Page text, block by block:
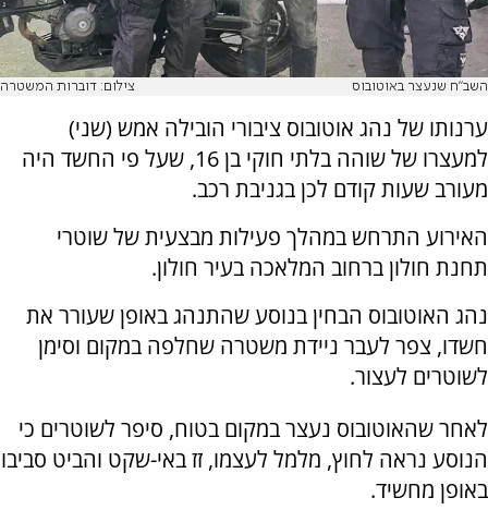
השב"ח שנעצר באוטובוס צילום: דוברות המשטרה
ערנותו של נהג אוטובוס ציבורי הובילה אמש (שני)
למעצרו של שוהה בלתי חוקי בן 16, שעל פי החשד היה
מעורב שעות קודם לכן בגניבת רכב.
האירוע התרחש במהלך פעילות מבצעית של שוטרי
תחנת חולון ברחוב המלאכה בעיר חולון.
נהג האוטובוס הבחין בנוסע שהתנהג באופן שעורר את
חשדו, צפר לעבר ניידת משטרה שחלפה במקום וסימן
לשוטרים לעצור.
לאחר שהאוטובוס נעצר במקום בטוח, סיפר לשוטרים כי
הנוסע נראה לחוץ, מלמל לעצמו, זז באי-שקט והביט סביבו
באופן מחשיד.